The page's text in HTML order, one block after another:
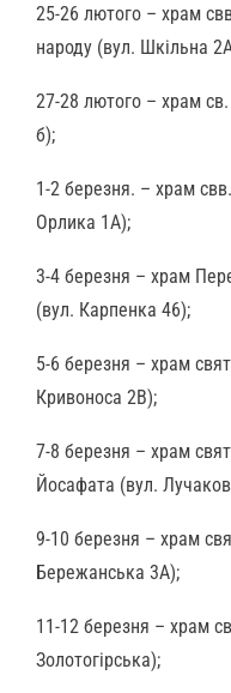
25-26 лютого – храм
народу (вул. Шкільна
27-28 лютого – храм св.
б);
1-2 березня. – храм
Орлика 1А);
3-4 березня – храм
(вул. Карпенка 46);
5-6 березня – храм
Кривоноса 2В);
7-8 березня – храм
Йосафата (вул.
9-10 березня – храм
Бережанська 3А);
11-12 березня – храм
Золотогірська);